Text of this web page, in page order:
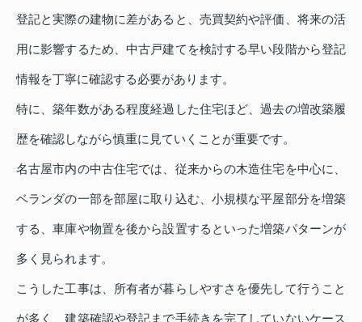
登記と実際の建物に差があると、売買契約や評価、将来の活
用に影響するため、中古戸建てを検討する早い段階から登記
情報を丁寧に確認する必要があります。
特に、築年数がある程度経過した住宅ほど、過去の増改築履
歴を確認しながら慎重に見ていくことが重要です。
名古屋市内の中古住宅では、従来からの木造住宅を中心に、
ベランダの一部を部屋に取り込む、小規模な平屋部分を増築
する、車庫や物置を後から設置するといった増築パターンが
多く見られます。
こうした工事は、所有者が暮らしやすさを優先して行うこと
が多く、建築確認や登記まで手続きを完了していないケース